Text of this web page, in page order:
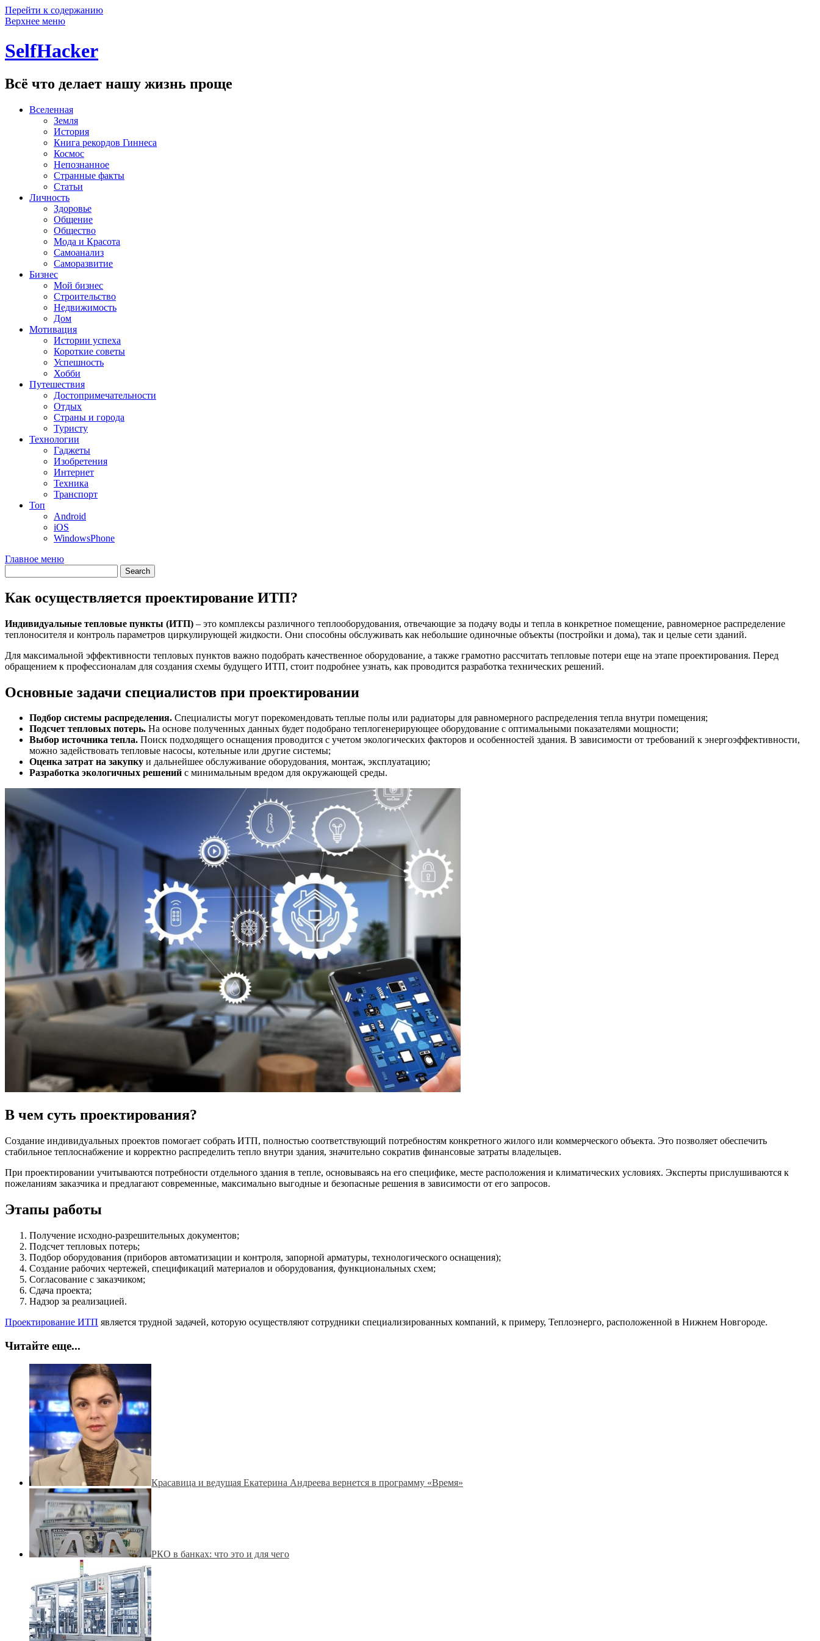
Перейти к содержанию
Верхнее меню
SelfHacker
Всё что делает нашу жизнь проще
Вселенная
Земля
История
Книга рекордов Гиннеса
Космос
Непознанное
Странные факты
Статьи
Личность
Здоровье
Общение
Общество
Мода и Красота
Самоанализ
Саморазвитие
Бизнес
Мой бизнес
Строительство
Недвижимость
Дом
Мотивация
Истории успеха
Короткие советы
Успешность
Хобби
Путешествия
Достопримечательности
Отдых
Страны и города
Туристу
Технологии
Гаджеты
Изобретения
Интернет
Техника
Транспорт
Топ
Android
iOS
WindowsPhone
Главное меню
Как осуществляется проектирование ИТП?
Индивидуальные тепловые пункты (ИТП) – это комплексы различного теплооборудования, отвечающие за подачу воды и тепла в конкретное помещение, равномерное распределение
теплоносителя и контроль параметров циркулирующей жидкости. Они способны обслуживать как небольшие одиночные объекты (постройки и дома), так и целые сети зданий.
Для максимальной эффективности тепловых пунктов важно подобрать качественное оборудование, а также грамотно рассчитать тепловые потери еще на этапе проектирования. Перед
обращением к профессионалам для создания схемы будущего ИТП, стоит подробнее узнать, как проводится разработка технических решений.
Основные задачи специалистов при проектировании
Подбор системы распределения. Специалисты могут порекомендовать теплые полы или радиаторы для равномерного распределения тепла внутри помещения;
Подсчет тепловых потерь. На основе полученных данных будет подобрано теплогенерирующее оборудование с оптимальными показателями мощности;
Выбор источника тепла. Поиск подходящего оснащения проводится с учетом экологических факторов и особенностей здания. В зависимости от требований к энергоэффективности,
можно задействовать тепловые насосы, котельные или другие системы;
Оценка затрат на закупку и дальнейшее обслуживание оборудования, монтаж, эксплуатацию;
Разработка экологичных решений с минимальным вредом для окружающей среды.
В чем суть проектирования?
Создание индивидуальных проектов помогает собрать ИТП, полностью соответствующий потребностям конкретного жилого или коммерческого объекта. Это позволяет обеспечить
стабильное теплоснабжение и корректно распределить тепло внутри здания, значительно сократив финансовые затраты владельцев.
При проектировании учитываются потребности отдельного здания в тепле, основываясь на его специфике, месте расположения и климатических условиях. Эксперты прислушиваются к
пожеланиям заказчика и предлагают современные, максимально выгодные и безопасные решения в зависимости от его запросов.
Этапы работы
Получение исходно-разрешительных документов;
Подсчет тепловых потерь;
Подбор оборудования (приборов автоматизации и контроля, запорной арматуры, технологического оснащения);
Создание рабочих чертежей, спецификаций материалов и оборудования, функциональных схем;
Согласование с заказчиком;
Сдача проекта;
Надзор за реализацией.
Проектирование ИТП является трудной задачей, которую осуществляют сотрудники специализированных компаний, к примеру, Теплоэнерго, расположенной в Нижнем Новгороде.
Читайте еще...
Красавица и ведущая Екатерина Андреева вернется в программу «Время»
РКО в банках: что это и для чего